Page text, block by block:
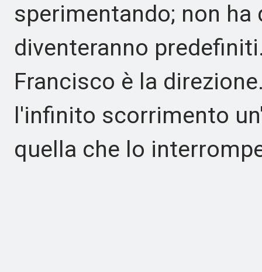
sperimentando; non
diventeranno
Francisco è la
l'infinito scorrimento
quella che lo